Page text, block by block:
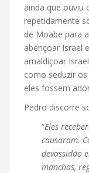
ainda que ouviu
repetidamente
de Moabe para
abençoar Israel
amaldiçoar
como seduzir
eles fossem
Pedro discorre
“Eles
causaram.
devassidão
manchas,